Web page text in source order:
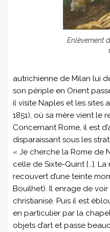
Enlèvement
autrichienne de Milan lui
son périple en Orient
il visite Naples et les sites
1851), où sa mère vient le
Concernant Rome, il est
disparaissant sous les
« Je cherche la Rome de
celle de Sixte-Quint […].
recouvert d’une teinte
Bouilhet). Il enrage de
christianisé. Puis il est
en particulier par la
objets d’art et passe